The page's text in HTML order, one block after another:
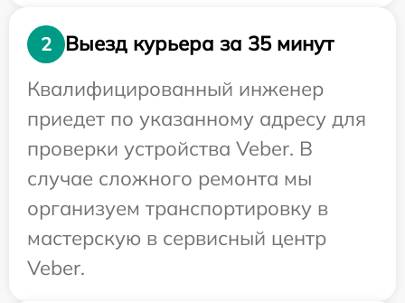
2
Выезд курьера за 35 минут
Квалифицированный инженер
приедет по указанному адресу для
проверки устройства Veber. В
случае сложного ремонта мы
организуем транспортировку в
мастерскую в сервисный центр
Veber.